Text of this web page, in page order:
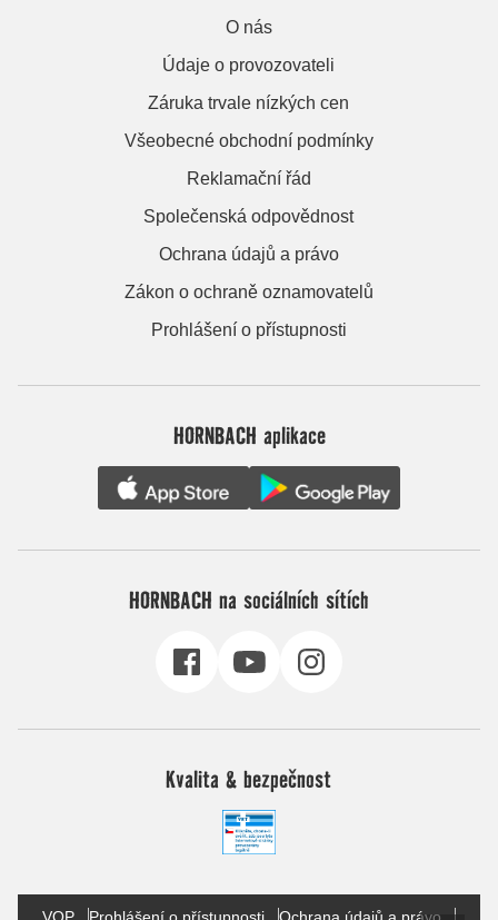
O nás
Údaje o provozovateli
Záruka trvale nízkých cen
Všeobecné obchodní podmínky
Reklamační řád
Společenská odpovědnost
Ochrana údajů a právo
Zákon o ochraně oznamovatelů
Prohlášení o přístupnosti
HORNBACH aplikace
HORNBACH na sociálních sítích
Kvalita & bezpečnost